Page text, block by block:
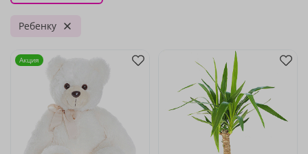
Ребенку
Акция